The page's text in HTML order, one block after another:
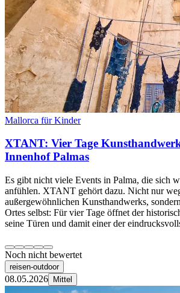
Mallorca für Kinder
XTANT: Vier Tage
Innenhof Palmas
Es gibt nicht viele Events in Palma, die sich
anfühlen. XTANT gehört dazu. Nicht nur
außergewöhnlichen Kunsthandwerks,
Ortes selbst: Für vier Tage öffnet der
seine Türen und damit einer der
Noch nicht bewertet
reisen-outdoor
08.05.2026 Mittel